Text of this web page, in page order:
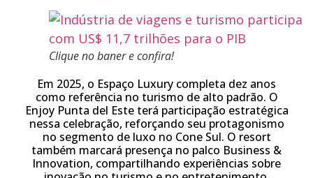
Clique no baner e confira!
Em 2025, o Espaço Luxury completa dez anos
como referência no turismo de alto padrão. O
Enjoy Punta del Este terá participação estratégica
nessa celebração, reforçando seu protagonismo
no segmento de luxo no Cone Sul. O resort
também marcará presença no palco Business &
Innovation, compartilhando experiências sobre